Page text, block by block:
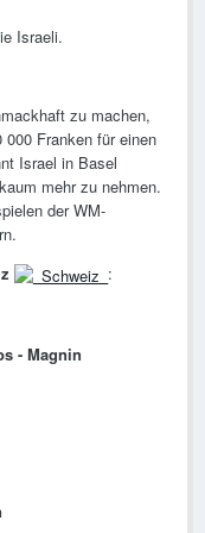
Israeli.
zu machen,
000 Franken für einen
Israel in Basel
mehr zu nehmen.
der WM-
:
- Magnin